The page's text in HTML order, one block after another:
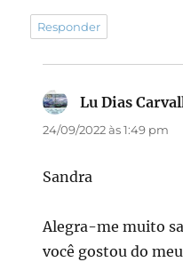
Responder
Lu Dias
24/09/2022 às 1:49 pm
Sandra
Alegra-me muito
você gostou do